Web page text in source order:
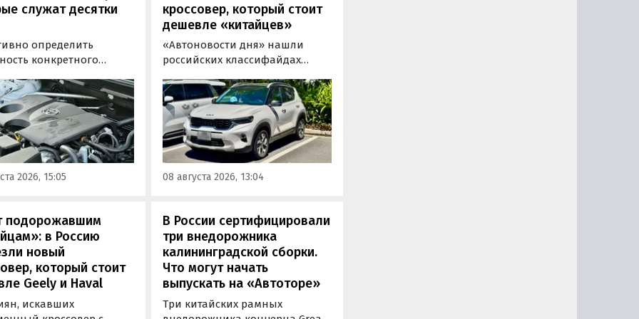
служат десятки
определить
конкретного
его срок службы
от качества
и условий
Тем не менее
составил ТОП-3 самых
бензиновых
которые могут не
2026, 15:05
кроссовер, который стоит
дешевле «китайцев»
«Автоновости дня» нашли
российских классифайдах
поставке нового Kia Sonet. Это
кроссовер компактнее Seltos, а
возят его к нам в основном из
Китая, предлагая автомобили
уже с доставкой, растаможкой и
всеми документами для
постановки на учет в ГАИ.
08 августа 2026, 13:04
подорожавшим
в Россию
новый
который стоит
Geely и Haval
искавших
В России сертифицировали
три внедорожника
калининградской сборки.
Что могут начать
выпускать на «Автоторе»
Три китайских рамных